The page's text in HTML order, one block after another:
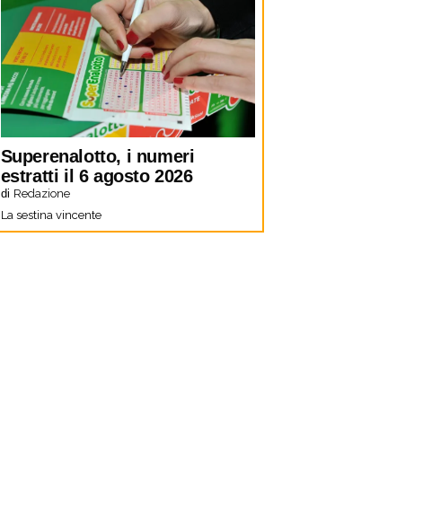
Superenalotto, i numeri
estratti il 6 agosto 2026
di Redazione
La sestina vincente